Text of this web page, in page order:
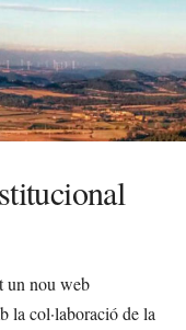
un nou web
la col·laboració de la